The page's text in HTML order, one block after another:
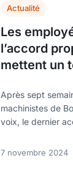
Actualité
Les
l’accord
mettent un
Après sept
machinistes de
voix, le dernier
7 novembre 2024